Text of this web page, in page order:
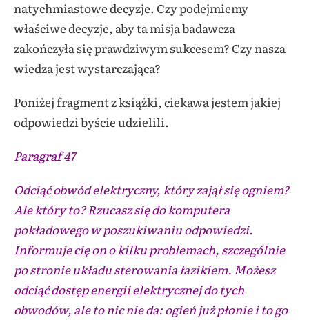
natychmiastowe decyzje. Czy podejmiemy
właściwe decyzje, aby ta misja badawcza
zakończyła się prawdziwym sukcesem? Czy nasza
wiedza jest wystarczająca?
Poniżej fragment z książki, ciekawa jestem jakiej
odpowiedzi byście udzielili.
Paragraf 47
Odciąć obwód elektryczny, który zajął się ogniem?
Ale który to? Rzucasz się do komputera
pokładowego w poszukiwaniu odpowiedzi.
Informuje cię on o kilku problemach, szczególnie
po stronie układu sterowania łazikiem. Możesz
odciąć dostęp energii elektrycznej do tych
obwodów, ale to nic nie da: ogień już płonie i to go